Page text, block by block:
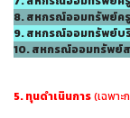
8. สหกรณ์ออมทรัพย์ค
9. สหกรณ์ออมทรัพย์บ
10. สหกรณ์ออมทรัพย์ส
5. ทุนดำเนินการ(เฉพา